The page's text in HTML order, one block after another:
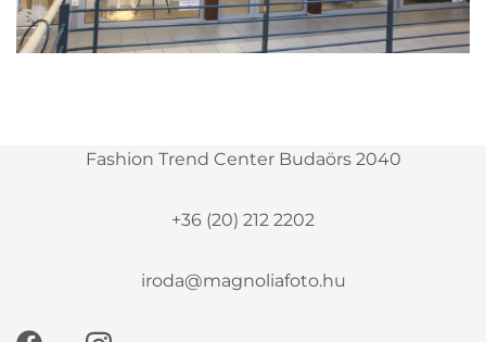
Fashion Trend Center Budaörs 2040
+36 (20) 212 2202
iroda@magnoliafoto.hu